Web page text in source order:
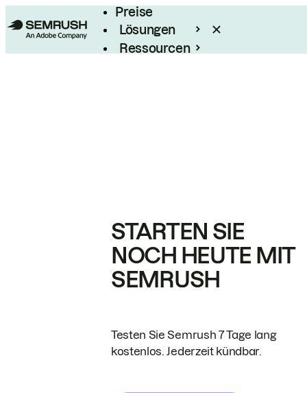
Preise
Lösungen
Ressourcen
STARTEN SIE
NOCH HEUTE MIT
SEMRUSH
Testen Sie Semrush 7 Tage lang
kostenlos. Jederzeit kündbar.